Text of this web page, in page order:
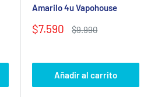
Amarilo 4u Vapohouse
Precio
$7.590
Precio
$9.990
Añadir al carrito